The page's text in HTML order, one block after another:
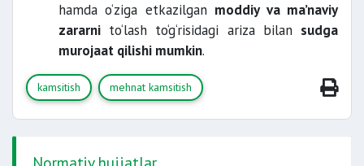
hamda o‘ziga etkazilgan moddiy va ma’naviy
zararni to‘lash to‘g‘risidagi ariza bilan sudga
murojaat qilishi mumkin.
kamsitish mehnat kamsitish